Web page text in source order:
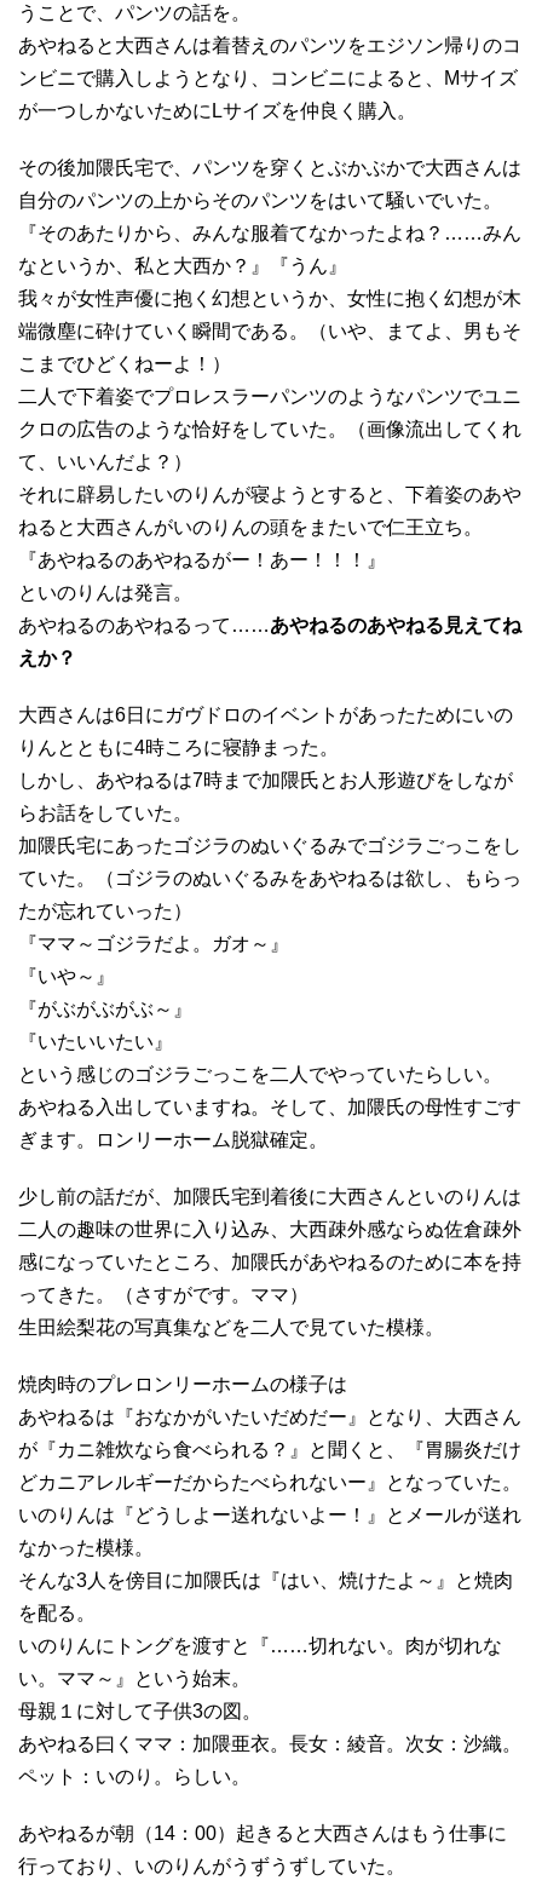
うことで、パンツの話を。
あやねると大西さんは着替えのパンツをエジソン帰りのコ
ンビニで購入しようとなり、コンビニによると、Mサイズ
が一つしかないためにLサイズを仲良く購入。
その後加隈氏宅で、パンツを穿くとぶかぶかで大西さんは
自分のパンツの上からそのパンツをはいて騒いでいた。
『そのあたりから、みんな服着てなかったよね？……みん
なというか、私と大西か？』『うん』
我々が女性声優に抱く幻想というか、女性に抱く幻想が木
端微塵に砕けていく瞬間である。（いや、まてよ、男もそ
こまでひどくねーよ！）
二人で下着姿でプロレスラーパンツのようなパンツでユニ
クロの広告のような恰好をしていた。（画像流出してくれ
て、いいんだよ？）
それに辟易したいのりんが寝ようとすると、下着姿のあや
ねると大西さんがいのりんの頭をまたいで仁王立ち。
『あやねるのあやねるがー！あー！！！』
といのりんは発言。
あやねるのあやねるって……あやねるのあやねる見えてね
えか？
大西さんは6日にガヴドロのイベントがあったためにいの
りんとともに4時ころに寝静まった。
しかし、あやねるは7時まで加隈氏とお人形遊びをしなが
らお話をしていた。
加隈氏宅にあったゴジラのぬいぐるみでゴジラごっこをし
ていた。（ゴジラのぬいぐるみをあやねるは欲し、もらっ
たが忘れていった）
『ママ～ゴジラだよ。ガオ～』
『いや～』
『がぶがぶがぶ～』
『いたいいたい』
という感じのゴジラごっこを二人でやっていたらしい。
あやねる入出していますね。そして、加隈氏の母性すごす
ぎます。ロンリーホーム脱獄確定。
少し前の話だが、加隈氏宅到着後に大西さんといのりんは
二人の趣味の世界に入り込み、大西疎外感ならぬ佐倉疎外
感になっていたところ、加隈氏があやねるのために本を持
ってきた。（さすがです。ママ）
生田絵梨花の写真集などを二人で見ていた模様。
焼肉時のプレロンリーホームの様子は
あやねるは『おなかがいたいだめだー』となり、大西さん
が『カニ雑炊なら食べられる？』と聞くと、『胃腸炎だけ
どカニアレルギーだからたべられないー』となっていた。
いのりんは『どうしよー送れないよー！』とメールが送れ
なかった模様。
そんな3人を傍目に加隈氏は『はい、焼けたよ～』と焼肉
を配る。
いのりんにトングを渡すと『……切れない。肉が切れな
い。ママ～』という始末。
母親１に対して子供3の図。
あやねる曰くママ：加隈亜衣。長女：綾音。次女：沙織。
ペット：いのり。らしい。
あやねるが朝（14：00）起きると大西さんはもう仕事に
行っており、いのりんがうずうずしていた。